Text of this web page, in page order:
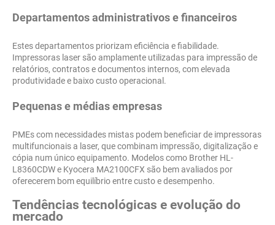
Departamentos administrativos e financeiros
Estes departamentos priorizam eficiência e fiabilidade.
Impressoras laser são amplamente utilizadas para impressão de
relatórios, contratos e documentos internos, com elevada
produtividade e baixo custo operacional.
Pequenas e médias empresas
PMEs com necessidades mistas podem beneficiar de impressoras
multifuncionais a laser, que combinam impressão, digitalização e
cópia num único equipamento. Modelos como Brother HL-
L8360CDW e Kyocera MA2100CFX são bem avaliados por
oferecerem bom equilíbrio entre custo e desempenho.
Tendências tecnológicas e evolução do
mercado